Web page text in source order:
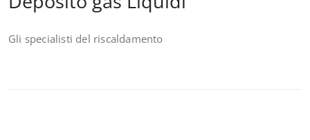
Gli specialisti del riscaldamento